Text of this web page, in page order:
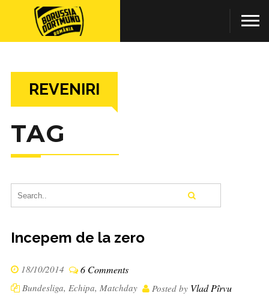
REVENIRI
TAG
Incepem de la zero
18/10/2014 6 Comments
Bundesliga, Echipa, Matchday Posted by Vlad Pîrvu